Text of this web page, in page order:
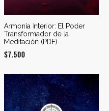
Armonía Interior: El Poder
Transformador de la
Meditación (PDF).
$7.500